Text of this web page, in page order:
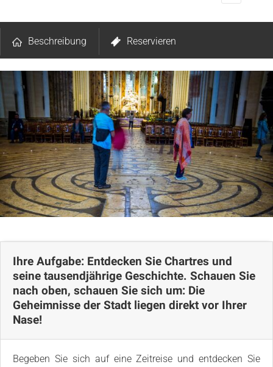
Beschreibung Reservieren
Kommentare
Lageplan
Ihre Aufgabe: Entdecken Sie Chartres und
seine tausendjährige Geschichte. Schauen Sie
nach oben, schauen Sie sich um: Die
Geheimnisse der Stadt liegen direkt vor Ihrer
Nase!
Begeben Sie sich auf eine Zeitreise und entdecken Sie